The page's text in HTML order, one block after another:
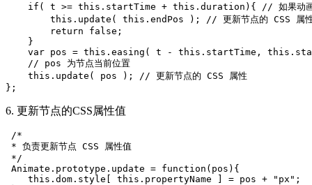
if( t >= this.startTime + this.duration){ // 如果动
this.update( this.endPos ); // 更新节点的 CSS 属
        return false;
    }
var pos = this.easing( t - this.startTime,
    // pos 为节点当前位置
    this.update( pos ); // 更新节点的 CSS 属性
6. 更新节点的CSS属性值
/*
* 负责更新节点 CSS 属性值
*/
Animate.prototype.update = function(pos){
    this.dom.style[ this.propertyName ] = pos + "px";